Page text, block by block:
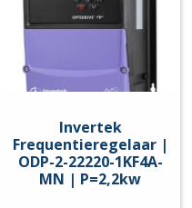
Invertek
Frequentieregelaar |
ODP-2-22220-1KF4A-
MN | P=2,2kw